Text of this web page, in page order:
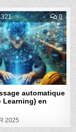
0
ON
EN
automatique
Learning) en
2025